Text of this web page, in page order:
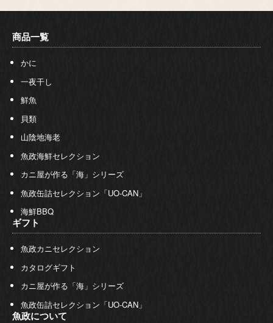
商品一覧
かに
一夜干し
鮮魚
貝類
山陰地海老
魚政海鮮セレクション
カニ屋が作る「海」シリーズ
魚政缶詰セレクション「UO-CAN」
海鮮BBQ
ギフト
魚政カニセレクション
カタログギフト
カニ屋が作る「海」シリーズ
魚政缶詰セレクション「UO-CAN」
魚政について